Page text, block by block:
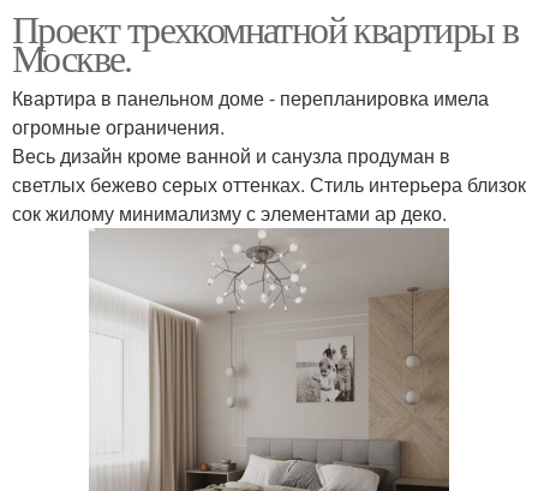
Проект трехкомнатной квартиры в
Москве.
Квартира в панельном доме - перепланировка имела
огромные ограничения.
Весь дизайн кроме ванной и санузла продуман в
светлых бежево серых оттенках. Стиль интерьера близок
сок жилому минимализму с элементами ар деко.